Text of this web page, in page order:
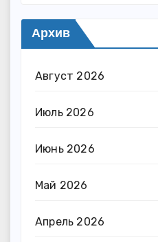
Архив
Август 2026
Июль 2026
Июнь 2026
Май 2026
Апрель 2026